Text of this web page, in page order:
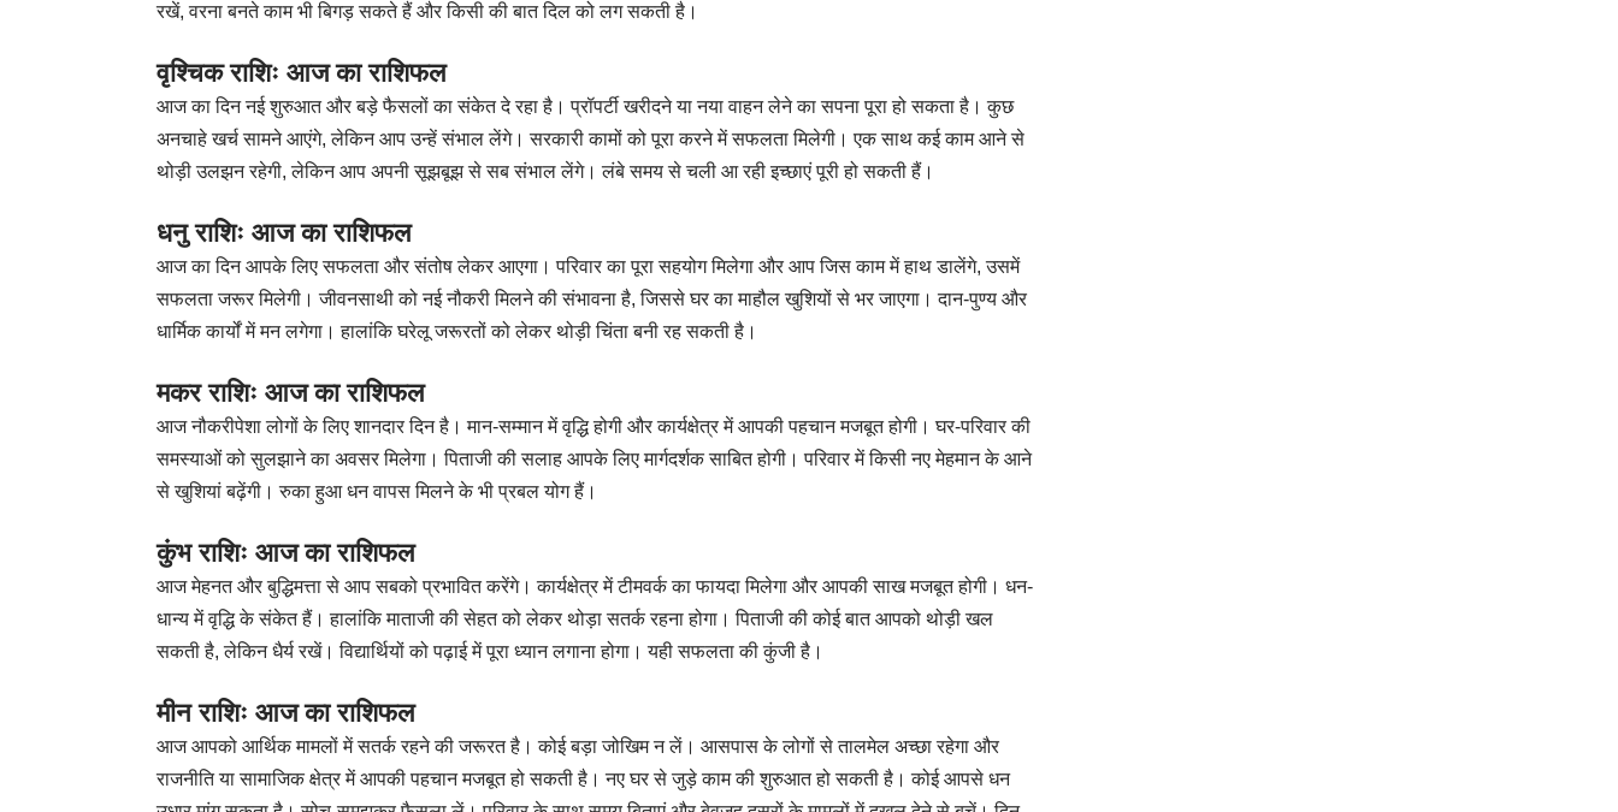
रखें, वरना बनते काम भी बिगड़ सकते हैं और किसी की बात दिल को लग सकती है।
वृश्चिक राशिः आज का राशिफल
आज का दिन नई शुरुआत और बड़े फैसलों का संकेत दे रहा है। प्रॉपर्टी खरीदने या नया वाहन लेने का सपना पूरा हो सकता है। कुछ
अनचाहे खर्च सामने आएंगे, लेकिन आप उन्हें संभाल लेंगे। सरकारी कामों को पूरा करने में सफलता मिलेगी। एक साथ कई काम आने से
थोड़ी उलझन रहेगी, लेकिन आप अपनी सूझबूझ से सब संभाल लेंगे। लंबे समय से चली आ रही इच्छाएं पूरी हो सकती हैं।
धनु राशिः आज का राशिफल
आज का दिन आपके लिए सफलता और संतोष लेकर आएगा। परिवार का पूरा सहयोग मिलेगा और आप जिस काम में हाथ डालेंगे, उसमें
सफलता जरूर मिलेगी। जीवनसाथी को नई नौकरी मिलने की संभावना है, जिससे घर का माहौल खुशियों से भर जाएगा। दान-पुण्य और
धार्मिक कार्यों में मन लगेगा। हालांकि घरेलू जरूरतों को लेकर थोड़ी चिंता बनी रह सकती है।
मकर राशिः आज का राशिफल
आज नौकरीपेशा लोगों के लिए शानदार दिन है। मान-सम्मान में वृद्धि होगी और कार्यक्षेत्र में आपकी पहचान मजबूत होगी। घर-परिवार की
समस्याओं को सुलझाने का अवसर मिलेगा। पिताजी की सलाह आपके लिए मार्गदर्शक साबित होगी। परिवार में किसी नए मेहमान के आने
से खुशियां बढ़ेंगी। रुका हुआ धन वापस मिलने के भी प्रबल योग हैं।
कुंभ राशिः आज का राशिफल
आज मेहनत और बुद्धिमत्ता से आप सबको प्रभावित करेंगे। कार्यक्षेत्र में टीमवर्क का फायदा मिलेगा और आपकी साख मजबूत होगी। धन-
धान्य में वृद्धि के संकेत हैं। हालांकि माताजी की सेहत को लेकर थोड़ा सतर्क रहना होगा। पिताजी की कोई बात आपको थोड़ी खल
सकती है, लेकिन धैर्य रखें। विद्यार्थियों को पढ़ाई में पूरा ध्यान लगाना होगा। यही सफलता की कुंजी है।
मीन राशिः आज का राशिफल
आज आपको आर्थिक मामलों में सतर्क रहने की जरूरत है। कोई बड़ा जोखिम न लें। आसपास के लोगों से तालमेल अच्छा रहेगा और
राजनीति या सामाजिक क्षेत्र में आपकी पहचान मजबूत हो सकती है। नए घर से जुड़े काम की शुरुआत हो सकती है। कोई आपसे धन